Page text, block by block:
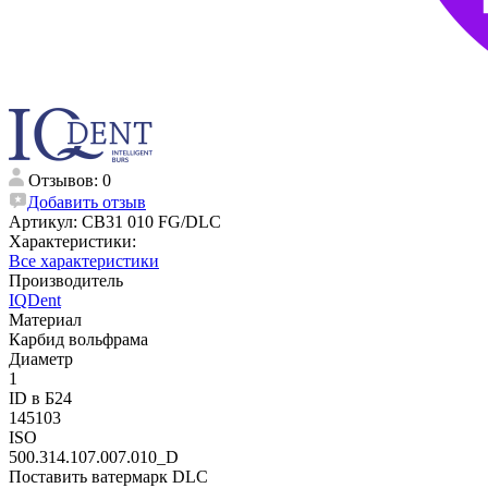
Отзывов: 0
Добавить отзыв
Артикул: CB31 010 FG/DLC
Характеристики:
Все характеристики
Производитель
IQDent
Материал
Карбид вольфрама
Диаметр
1
ID в Б24
145103
ISO
500.314.107.007.010_D
Поставить ватермарк DLC